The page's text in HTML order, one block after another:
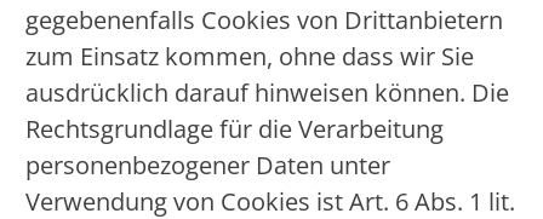
gegebenenfalls Cookies von Drittanbietern
zum Einsatz kommen, ohne dass wir Sie
ausdrücklich darauf hinweisen können. Die
Rechtsgrundlage für die Verarbeitung
personenbezogener Daten unter
Verwendung von Cookies ist Art. 6 Abs. 1 lit.